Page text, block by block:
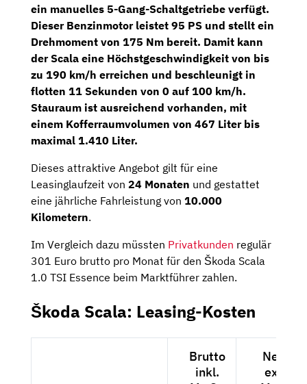
ein manuelles 5-Gang-Schaltgetriebe verfügt.
Dieser Benzinmotor leistet 95 PS und stellt ein
Drehmoment von 175 Nm bereit. Damit kann
der Scala eine Höchstgeschwindigkeit von bis
zu 190 km/h erreichen und beschleunigt in
flotten 11 Sekunden von 0 auf 100 km/h.
Stauraum ist ausreichend vorhanden, mit
einem Kofferraumvolumen von 467 Liter bis
maximal 1.410 Liter.
Dieses attraktive Angebot gilt für eine
Leasinglaufzeit von 24 Monaten und gestattet
eine jährliche Fahrleistung von 10.000
Kilometern.
Im Vergleich dazu müssten Privatkunden regulär
301 Euro brutto pro Monat für den Škoda Scala
1.0 TSI Essence beim Marktführer zahlen.
Škoda Scala: Leasing-Kosten
Brutto
inkl.
Netto
exkl.